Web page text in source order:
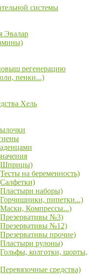
системы
Эвалар
регенерацию
пенки...)
Хель
(Шприцы)
на беременность)
наборы)
пипетки...)
Компрессы...)
№3)
№12)
прочие)
рулоны)
колготки, шорты,
средства)